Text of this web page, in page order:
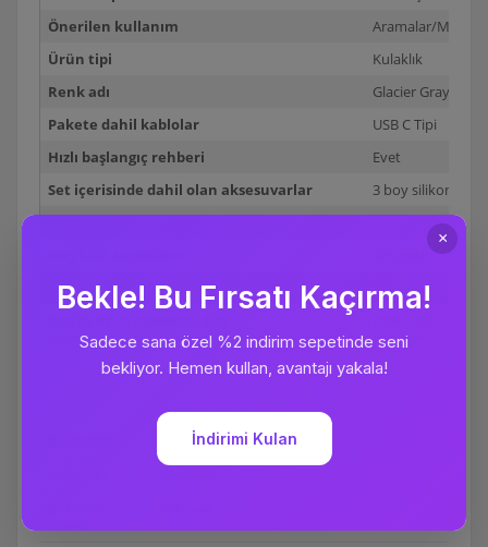
Önerilen kullanım
Aramalar/Müzik
Ürün tipi
Kulaklık
Renk adı
Glacier Gray
Pakete dahil kablolar
USB C Tipi
Hızlı başlangıç rehberi
Evet
Set içerisinde dahil olan aksesuvarlar
3 boy silikon
Şarj çantası tipi
Kablolu
Evet